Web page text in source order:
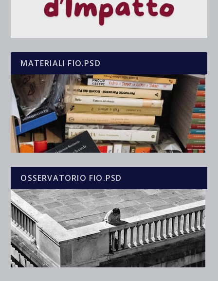
MATERIALI FIO.PSD
OSSERVATORIO FIO.PSD